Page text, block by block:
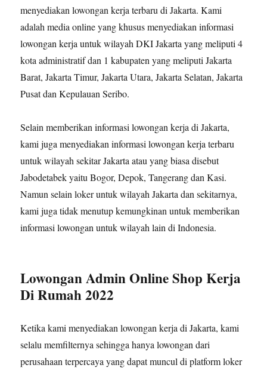
menyediakan lowongan kerja terbaru di Jakarta. Kami
adalah media online yang khusus menyediakan informasi
lowongan kerja untuk wilayah DKI Jakarta yang meliputi 4
kota administratif dan 1 kabupaten yang meliputi Jakarta
Barat, Jakarta Timur, Jakarta Utara, Jakarta Selatan, Jakarta
Pusat dan Kepulauan Seribo.
Selain memberikan informasi lowongan kerja di Jakarta,
kami juga menyediakan informasi lowongan kerja terbaru
untuk wilayah sekitar Jakarta atau yang biasa disebut
Jabodetabek yaitu Bogor, Depok, Tangerang dan Kasi.
Namun selain loker untuk wilayah Jakarta dan sekitarnya,
kami juga tidak menutup kemungkinan untuk memberikan
informasi lowongan untuk wilayah lain di Indonesia.
Lowongan Admin Online Shop Kerja
Di Rumah 2022
Ketika kami menyediakan lowongan kerja di Jakarta, kami
selalu memfilternya sehingga hanya lowongan dari
perusahaan terpercaya yang dapat muncul di platform loker